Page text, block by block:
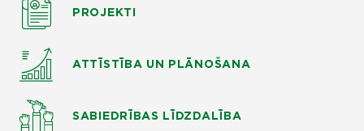
PROJEKTI
ATTĪSTĪBA UN PLĀNOŠANA
SABIEDRĪBAS LĪDZDALĪBA